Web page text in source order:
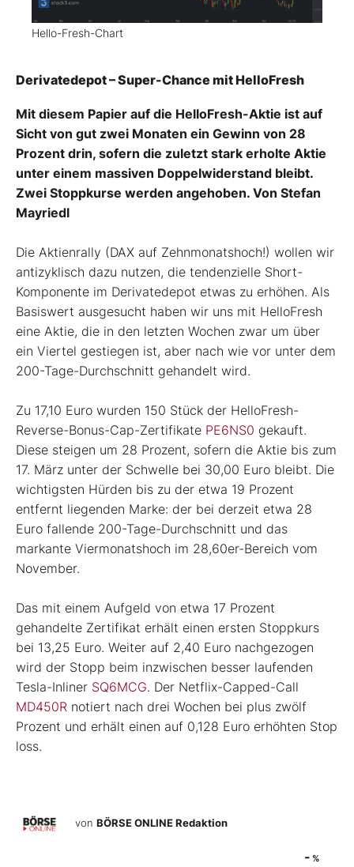
Hello-Fresh-Chart
Derivatedepot – Super-Chance mit HelloFresh
Mit diesem Papier auf die HelloFresh-Aktie ist auf
Sicht von gut zwei Monaten ein Gewinn von 28
Prozent drin, sofern die zuletzt stark erholte Aktie
unter einem massiven Doppelwiderstand bleibt.
Zwei Stoppkurse werden angehoben. Von Stefan
Mayriedl
Die Aktienrally (DAX auf Zehnmonatshoch!) wollen wir
antizyklisch dazu nutzen, die tendenzielle Short-
Komponente im Derivatedepot etwas zu erhöhen. Als
Basiswert ausgesucht haben wir uns mit HelloFresh
eine Aktie, die in den letzten Wochen zwar um über
ein Viertel gestiegen ist, aber nach wie vor unter dem
200-Tage-Durchschnitt gehandelt wird.
Zu 17,10 Euro wurden 150 Stück der HelloFresh-
Reverse-Bonus-Cap-Zertifikate PE6NS0 gekauft.
Diese steigen um 28 Prozent, sofern die Aktie bis zum
17. März unter der Schwelle bei 30,00 Euro bleibt. Die
wichtigsten Hürden bis zu der etwa 19 Prozent
entfernt liegenden Marke: der bei derzeit etwa 28
Euro fallende 200-Tage-Durchschnitt und das
markante Viermonatshoch im 28,60er-Bereich vom
November.
Das mit einem Aufgeld von etwa 17 Prozent
gehandelte Zertifikat erhält einen ersten Stoppkurs
bei 13,25 Euro. Weiter auf 2,40 Euro nachgezogen
wird der Stopp beim inzwischen besser laufenden
Tesla-Inliner SQ6MCG. Der Netflix-Capped-Call
MD450R notiert nach drei Wochen bei plus zwölf
Prozent und erhält einen auf 0,128 Euro erhöhten Stop
loss.
von BÖRSE ONLINE Redaktion
- %